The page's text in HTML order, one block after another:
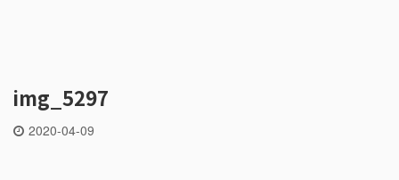
img_5297
2020-04-09